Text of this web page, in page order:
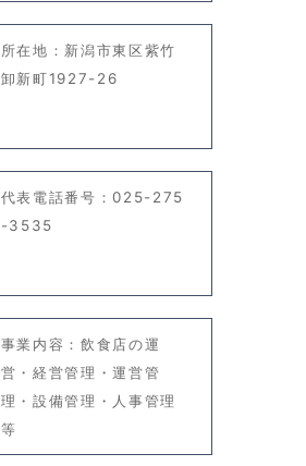
所在地：新潟市東区紫竹
卸新町1927-26
代表電話番号：025-275
-3535
事業内容：飲食店の運
営・経営管理・運営管
理・設備管理・人事管理
等